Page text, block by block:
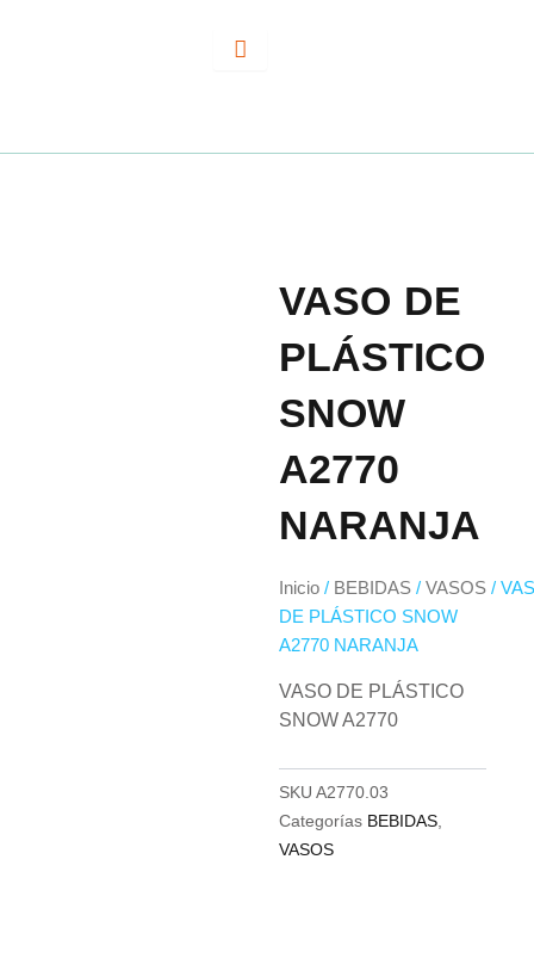
VASO DE
PLÁSTICO
SNOW
A2770
NARANJA
Inicio / BEBIDAS / VASOS /
DE PLÁSTICO SNOW
A2770 NARANJA
VASO DE PLÁSTICO
SNOW A2770
SKU A2770.03
Categorías BEBIDAS
VASOS